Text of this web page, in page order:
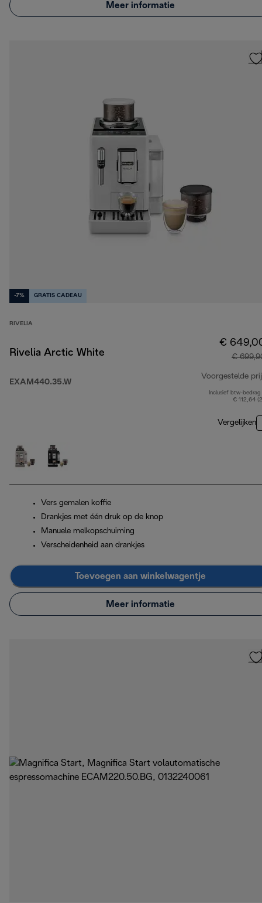
Meer informatie
-7% GRATIS CADEAU
RIVELIA
Rivelia Arctic White
EXAM440.35.W
€
€
Voorgestelde
Inclusief btw-bedrag
€ 112,64
Vergelijken
Vers gemalen koffie
Drankjes met één druk op de knop
Manuele melkopschuiming
Verscheidenheid aan drankjes
Toevoegen aan winkelwagentje
Meer informatie